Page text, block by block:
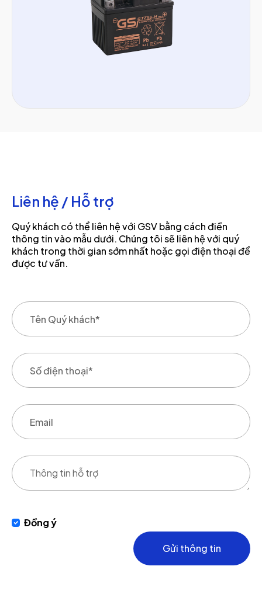
Dòng xe số: Exciter, Jupiter sau 2010, Lexam, FZ 150
Dòng xe tay ga: Impulse, Hayate, Sky
Dòng xe số: Viva, Axelo, X-bike
StarX, Galaxy
Liên hệ / Hỗ trợ
Quý khách có thể liên hệ với GSV bằng cách điền
thông tin vào mẫu dưới. Chúng tôi sẽ liên hệ với quý
khách trong thời gian sớm nhất hoặc gọi điện thoại để
được tư vấn.
Đồng ý
Gửi thông tin